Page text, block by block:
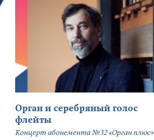
Орган и серебряный голос
флейты
Концерт абонемента №32 «Орган плюс»